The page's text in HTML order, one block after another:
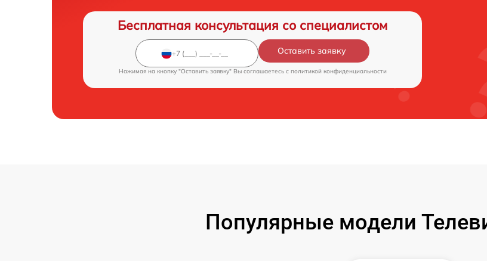
Бесплатная консультация со специалистом
Оставить заявку
Нажимая на кнопку "Оставить заявку" Вы соглашаетесь c политикой конфиденциальности
Популярные модели